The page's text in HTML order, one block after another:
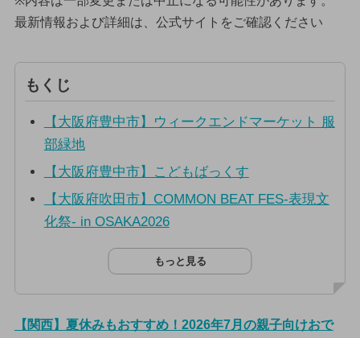
最新情報および詳細は、公式サイトをご確認ください
もくじ
【大阪府豊中市】ウィークエンドマーケット 服
部緑地
【大阪府豊中市】こどもばっくす
【大阪府吹田市】COMMON BEAT FES-表現文
化祭- in OSAKA2026
もっと見る
【関西】夏休みもおすすめ！2026年7月の親子向けおで